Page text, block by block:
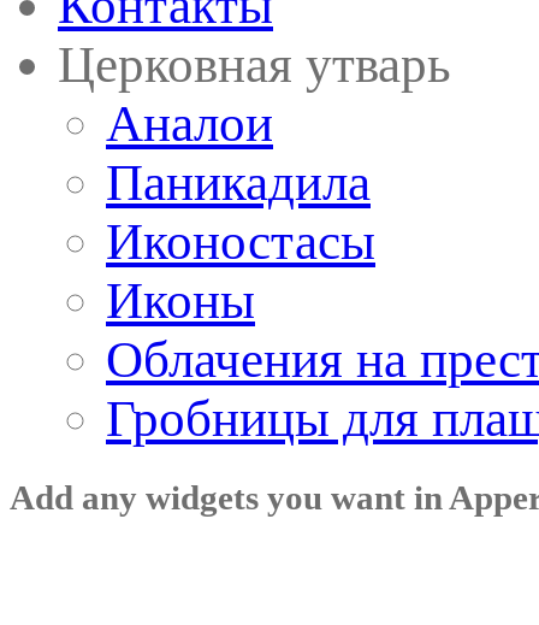
Церковная утварь
Аналои
Паникадила
Иконостасы
Иконы
Облачения на
Гробницы для
Add any widgets you want in